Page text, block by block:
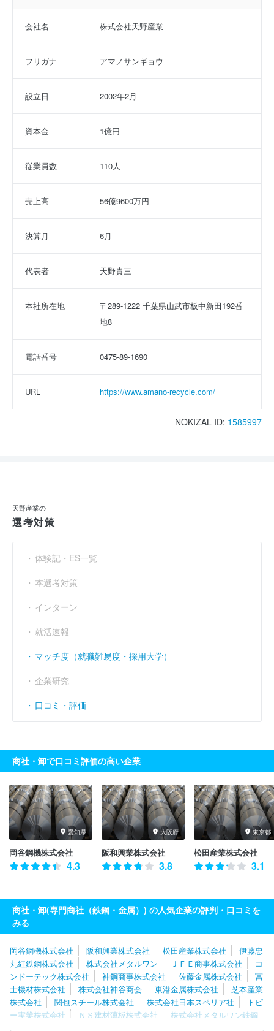
会社名 株式会社天野産業
フリガナ アマノサンギョウ
設立日 2002年2月
資本金 1億円
従業員数 110人
売上高 56億9600万円
決算月 6月
代表者 天野貴三
本社所在地
〒289-1222 千葉県山武市板中新田192番
地8
電話番号 0475-89-1690
URL https://www.amano-recycle.com/
NOKIZAL ID: 1585997
天野産業の
選考対策
体験記・ES一覧
本選考対策
インターン
就活速報
マッチ度（就職難易度・採用大学）
企業研究
口コミ・評価
商社・卸で口コミ評価の高い企業
愛知県
岡谷鋼機株式会社
4.3
大阪府
阪和興業株式会社
3.8
東京都
松田産業株式会社
3.1
商社・卸(専門商社（鉄鋼・金属）) の人気企業の評判・口コミを
みる
岡谷鋼機株式会社 阪和興業株式会社 松田産業株式会社
伊藤忠
丸紅鉄鋼株式会社
株式会社メタルワン ＪＦＥ商事株式会社
コ
ンドーテック株式会社
神鋼商事株式会社 佐藤金属株式会社
冨
士機材株式会社
株式会社神谷商会 東港金属株式会社
芝本産業
株式会社
関包スチール株式会社 株式会社日本スペリア社
トピ
ー実業株式会社
ＮＳ建材薄板株式会社
株式会社メタルワン鉄鋼
製品販売
旭日産業株式会社 ＪＦＥ商事鋼管管材株式会社
直富